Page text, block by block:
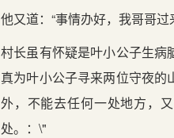
他又道：“事情办好，我哥哥
村长虽有怀疑是叶小公子生病
真为叶小公子寻来两位守夜
外，不能去任何一处地方，
处。：\"